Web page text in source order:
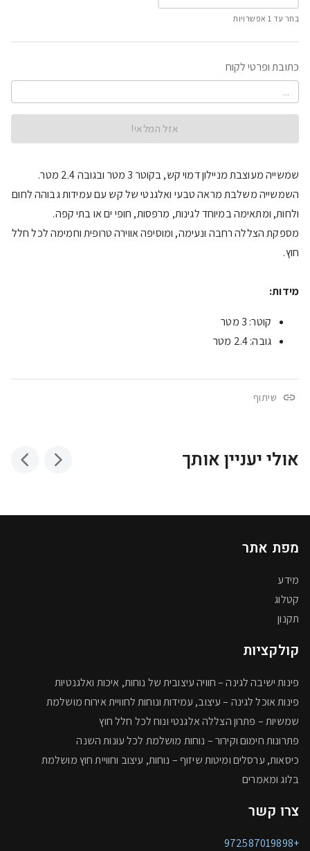
בחר עד 1 אפשרויות
כתובת ופרטי לקוח
אזל המלאי!
שמשייה מעוצבת מניילון דמוי קש, בקוטר 3 מטר ובגובה 2.4 מטר.
השמשייה משלבת מראה טבעי ואלגנטי של קש עם עמידות גבוהה לחום
ולחות, ומתאימה במיוחד לגינות, מרפסות, חופי ים או בתי קפה.
מספקת הצללה רחבה ונעימה, ומוסיפה אווירה טרופית וחמימה לכל חלל
חוץ.
מידות:
קוטר: 3 מטר
גובה: 2.4 מטר
שיתוף
אולי יעניין אותך
מפת אתר
מידע
קטלוג
תקנון
קולקציות
פינות ישיבה לגינה – חוויה עיצובית של נוחות, איכות ואלגנטיות
פינות אוכל לגינה – עיצוב, עמידות ונוחות לחוויית אירוח מושלמת
שמשיות – פתרון הצללה אלגנטי ונוח לכל חלל חוץ
פתרונות חימום וקירור – נוחות מושלמת לכל עונות השנה
כיסאות, ערסלים ומיטות שיזוף – נוחות, עיצוב וחוויית חוץ מושלמת
בלוג ומאמרים
צרו קשר
+972587019898